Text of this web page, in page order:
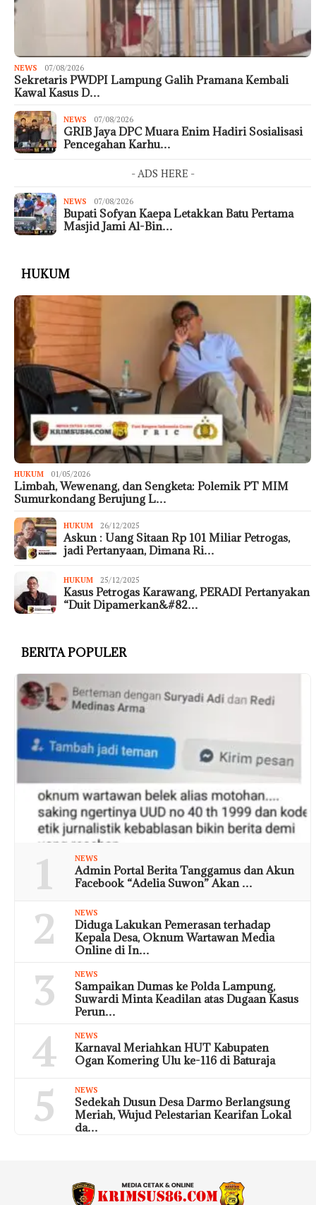
NEWS 07/08/2026
Sekretaris PWDPI Lampung Galih Pramana Kembali
Kawal Kasus D…
NEWS 07/08/2026
GRIB Jaya DPC Muara Enim Hadiri Sosialisasi
Pencegahan Karhu…
- ADS HERE -
NEWS 07/08/2026
Bupati Sofyan Kaepa Letakkan Batu Pertama
Masjid Jami Al-Bin…
HUKUM
HUKUM 01/05/2026
Limbah, Wewenang, dan Sengketa: Polemik PT MIM
Sumurkondang Berujung L…
HUKUM 26/12/2025
Askun : Uang Sitaan Rp 101 Miliar Petrogas,
jadi Pertanyaan, Dimana Ri…
HUKUM 25/12/2025
Kasus Petrogas Karawang, PERADI Pertanyakan
“Duit Dipamerkan&#82…
BERITA POPULER
1 NEWS
Admin Portal Berita Tanggamus dan Akun
Facebook “Adelia Suwon” Akan …
2 NEWS
Diduga Lakukan Pemerasan terhadap
Kepala Desa, Oknum Wartawan Media
Online di In…
3 NEWS
Sampaikan Dumas ke Polda Lampung,
Suwardi Minta Keadilan atas Dugaan Kasus
Perun…
4 NEWS
Karnaval Meriahkan HUT Kabupaten
Ogan Komering Ulu ke-116 di Baturaja
5 NEWS
Sedekah Dusun Desa Darmo Berlangsung
Meriah, Wujud Pelestarian Kearifan Lokal
da…